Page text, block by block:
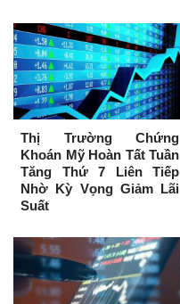
Thị Trường Chứng
Khoán Mỹ Hoàn Tất Tuần
Tăng Thứ 7 Liên Tiếp
Nhờ Kỳ Vọng Giảm Lãi
Suất